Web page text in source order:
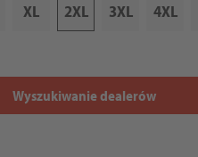
XL 2XL 3XL 4XL
Wyszukiwanie dealerów